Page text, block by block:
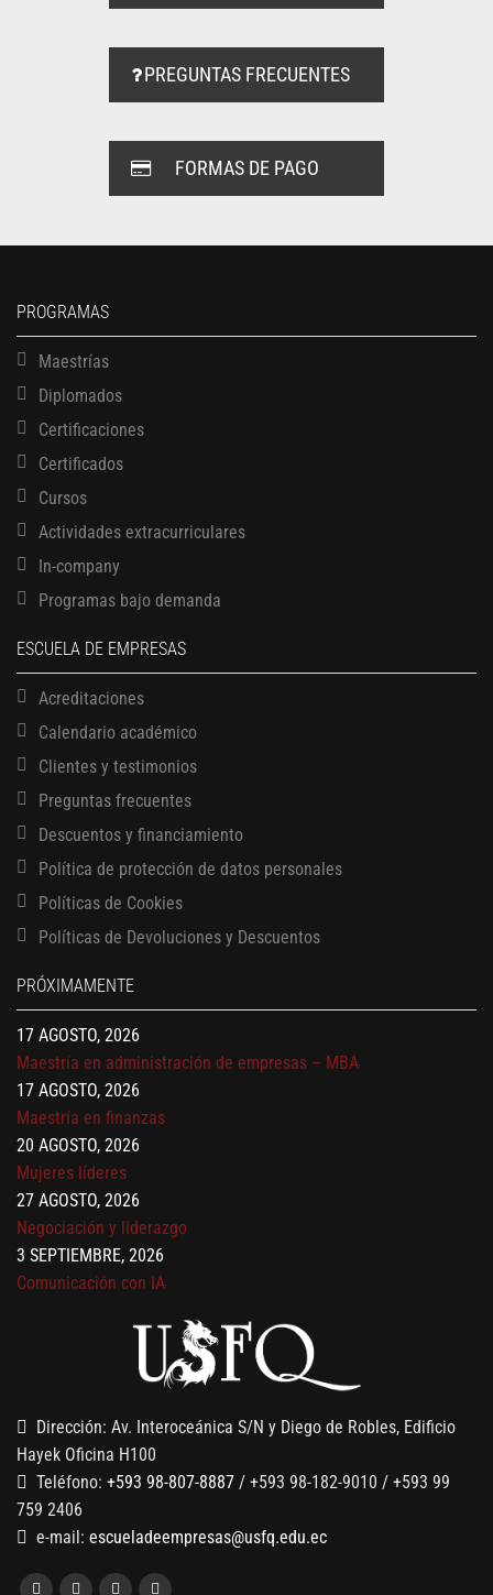
PREGUNTAS FRECUENTES
FORMAS DE PAGO
PROGRAMAS
Maestrías
Diplomados
Certificaciones
Certificados
Cursos
Actividades extracurriculares
In-company
Programas bajo demanda
ESCUELA DE EMPRESAS
Acreditaciones
Calendario académico
Clientes y testimonios
Preguntas frecuentes
Descuentos y financiamiento
Política de protección de datos personales
Políticas de Cookies
Políticas de Devoluciones y Descuentos
PRÓXIMAMENTE
13 AGOSTO, 2026
17 AGOSTO, 2026
Gerencia de empresas familiares
17 AGOSTO, 2026
Maestría en administración de empresas – MBA
17 AGOSTO, 2026
Maestría en finanzas
20 AGOSTO, 2026
Mujeres líderes
27 AGOSTO, 2026
Negociación y liderazgo
3 SEPTIEMBRE, 2026
Comunicación con IA
Gobernanza de datos
13 AGOSTO, 2026
Finanzas para no financieros
Dirección: Av. Interoceánica S/N y Diego de Robles, Edificio
Hayek Oficina H100
Teléfono: +593 98-807-8887 / +593 98-182-9010 / +593 99
759 2406
e-mail: escueladeempresas@usfq.edu.ec